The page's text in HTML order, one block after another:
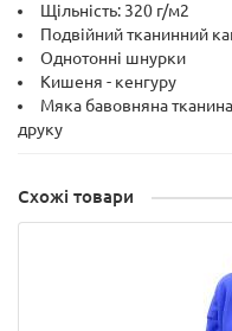
Щільність: 320 г/м2
Подвійний тканинний
Однотонні шнурки
Кишеня - кенгуру
Мяка бавовняна
друку
Схожі товари